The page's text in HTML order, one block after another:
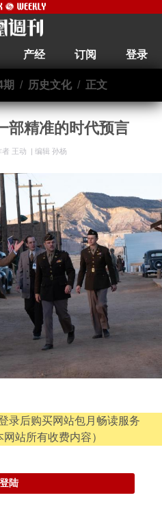
产经 订阅 登录
期 / 历史文化/ 正文
部精准的时代预言
者 王动 编辑 孙杨
录后购买网站包月畅读服务
网站所有收费内容）
登陆